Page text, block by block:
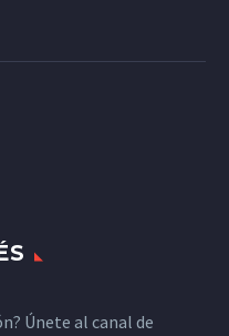
Únete al canal de